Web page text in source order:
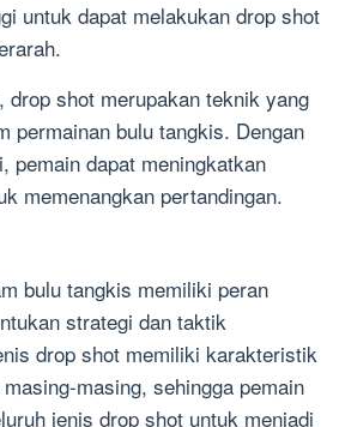
untuk dapat melakukan drop shot
drop shot merupakan teknik yang
permainan bulu tangkis. Dengan
pemain dapat meningkatkan
memenangkan pertandingan.
bulu tangkis memiliki peran
strategi dan taktik
drop shot memiliki karakteristik
masing, sehingga pemain
jenis drop shot untuk menjadi